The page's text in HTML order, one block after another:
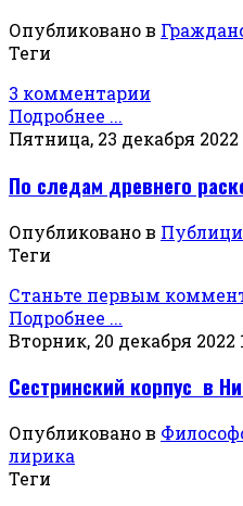
Опубликовано в
Теги
3 комментарии
Подробнее ...
Пятница, 23 декабря 2022
По следам древнего
Опубликовано в
Теги
Станьте первым
Подробнее ...
Вторник, 20 декабря 2022
Сестринский корпус в
Опубликовано в
лирика
Теги